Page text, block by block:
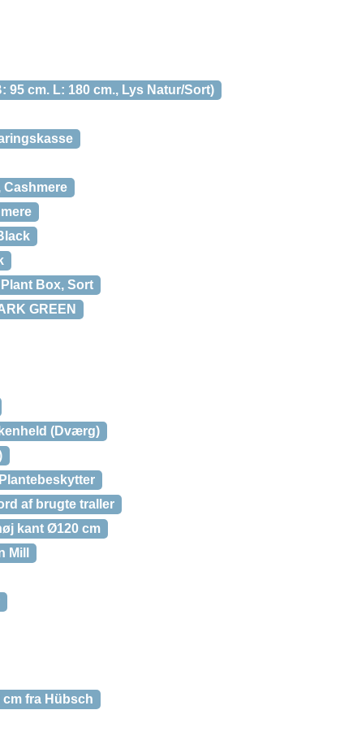
95 cm. L: 180 cm., Lys Natur/Sort)
Cashmere
Plant Box, Sort
GREEN
(Dværg)
Plantebeskytter
af brugte traller
kant Ø120 cm
Mill
cm fra Hübsch